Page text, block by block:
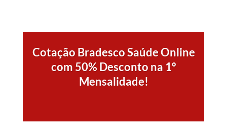
Cotação Bradesco Saúde Online
com 50% Desconto na 1º
Mensalidade!